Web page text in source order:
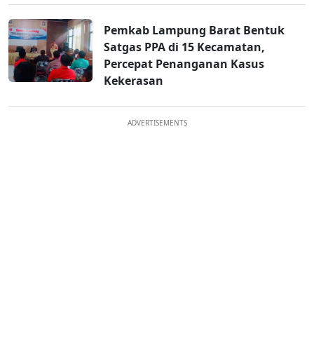
Pemkab Lampung Barat Bentuk
Satgas PPA di 15 Kecamatan,
Percepat Penanganan Kasus
Kekerasan
ADVERTISEMENTS